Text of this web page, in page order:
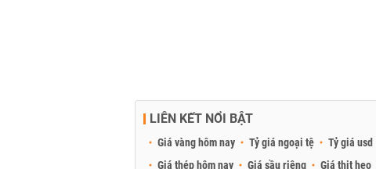
LIÊN KẾT NỔI BẬT
Giá vàng hôm nay Tỷ giá ngoại tệ Tỷ giá usd
Giá thép hôm nay
Giá sầu riêng Giá thịt heo